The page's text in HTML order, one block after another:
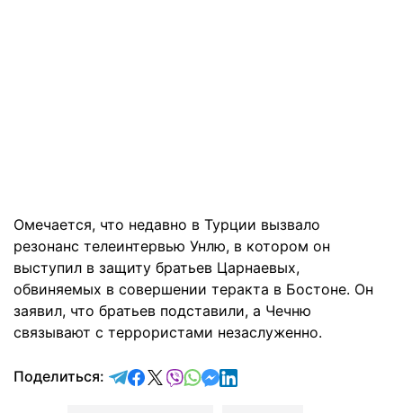
Омечается, что недавно в Турции вызвало
резонанс телеинтервью Унлю, в котором он
выступил в защиту братьев Царнаевых,
обвиняемых в совершении теракта в Бостоне. Он
заявил, что братьев подставили, а Чечню
связывают с террористами незаслуженно.
Поделиться: отправить в Telegram
поделиться в Facebook
поделиться в X
отправить в Viber
отправить в Whatsapp
отправить в Messenger
отправить в LinkedIn